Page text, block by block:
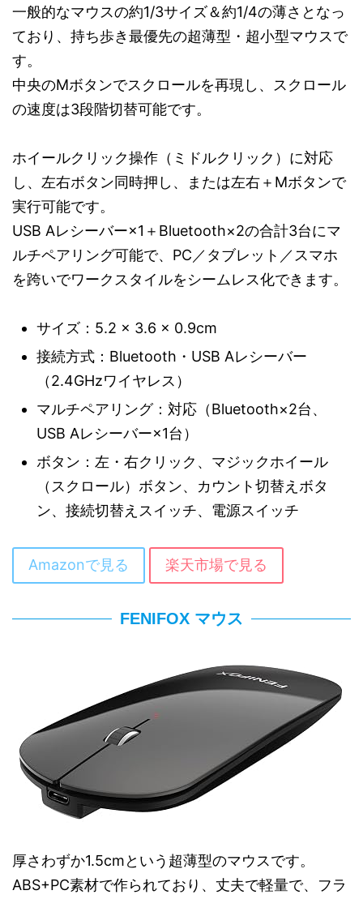
一般的なマウスの約1/3サイズ＆約1/4の薄さとなっ
ており、持ち歩き最優先の超薄型・超小型マウスで
す。
中央のMボタンでスクロールを再現し、スクロール
の速度は3段階切替可能です。
ホイールクリック操作（ミドルクリック）に対応
し、左右ボタン同時押し、または左右＋Mボタンで
実行可能です。
USB Aレシーバー×1＋Bluetooth×2の合計3台にマ
ルチペアリング可能で、PC／タブレット／スマホ
を跨いでワークスタイルをシームレス化できます。
サイズ：5.2 × 3.6 × 0.9cm
接続方式：Bluetooth・USB Aレシーバー
（2.4GHzワイヤレス）
マルチペアリング：対応（Bluetooth×2台、
USB Aレシーバー×1台）
ボタン：左・右クリック、マジックホイール
（スクロール）ボタン、カウント切替えボタ
ン、接続切替えスイッチ、電源スイッチ
Amazonで見る 楽天市場で見る
FENIFOX マウス
厚さわずか1.5cmという超薄型のマウスです。
ABS+PC素材で作られており、丈夫で軽量で、フラ